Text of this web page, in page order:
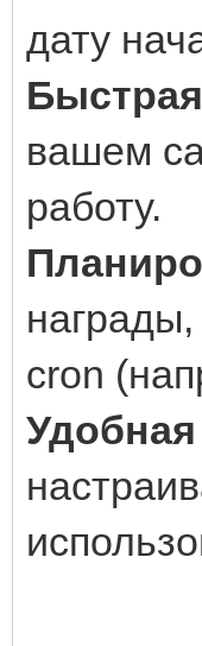
дату
вашем
работу.
cron